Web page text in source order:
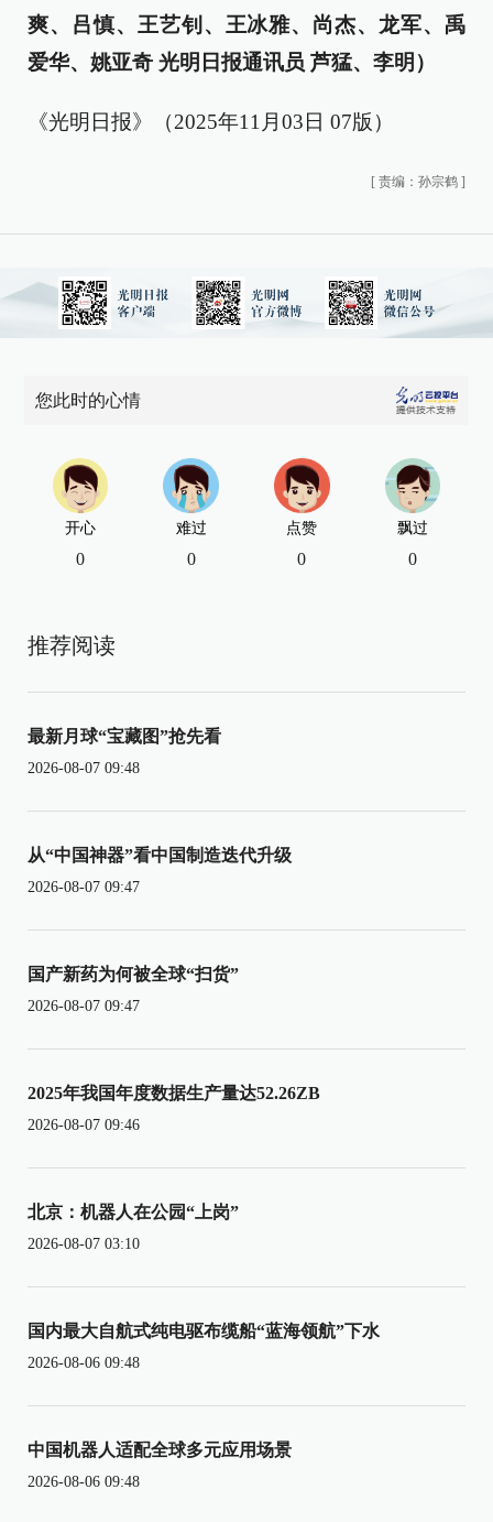
爽、吕慎、王艺钊、王冰雅、尚杰、龙军、禹
爱华、姚亚奇 光明日报通讯员 芦猛、李明）
《光明日报》（2025年11月03日 07版）
[ 责编：孙宗鹤 ]
您此时的心情
开心
0
难过
0
点赞
0
飘过
0
推荐阅读
最新月球“宝藏图”抢先看
2026-08-07 09:48
从“中国神器”看中国制造迭代升级
2026-08-07 09:47
国产新药为何被全球“扫货”
2026-08-07 09:47
2025年我国年度数据生产量达52.26ZB
2026-08-07 09:46
北京：机器人在公园“上岗”
2026-08-07 03:10
国内最大自航式纯电驱布缆船“蓝海领航”下水
2026-08-06 09:48
中国机器人适配全球多元应用场景
2026-08-06 09:48